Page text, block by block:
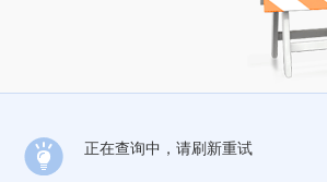
正在查询中，请刷新重试